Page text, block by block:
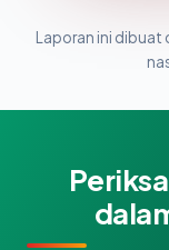
Laporan ini dibuat